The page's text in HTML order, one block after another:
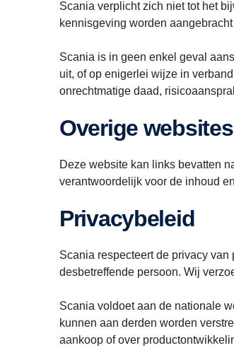
Scania verplicht zich niet tot het
kennisgeving worden
Scania is in geen enkel geval
uit, of op enigerlei wijze in
onrechtmatige daad,
Overige websites
Deze website kan links bevatten
verantwoordelijk voor de inhoud
Privacybeleid
Scania respecteert de privacy
desbetreffende persoon. Wij
Scania voldoet aan de nationale
kunnen aan derden worden
aankoop of over